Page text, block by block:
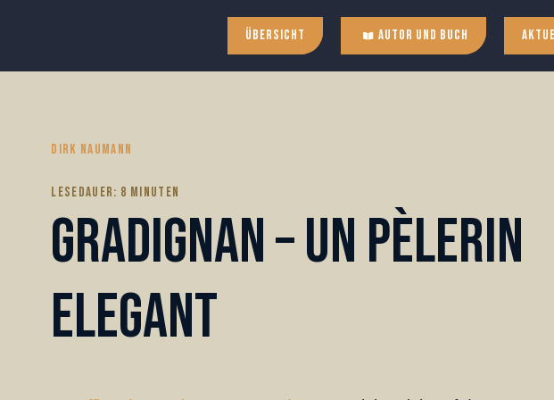
Übersicht Autor und Buch
DIRK NAUMANN
LESEDAUER: 8 MINUTEN
Gradignan – Un pèlerin
elegant